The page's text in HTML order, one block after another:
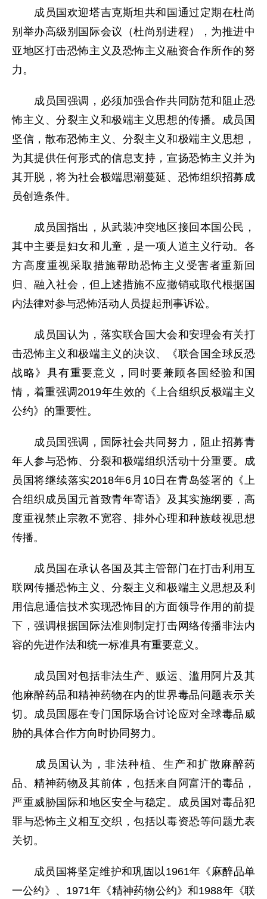
成员国欢迎塔吉克斯坦共和国通过定期在杜尚
别举办高级别国际会议（杜尚别进程），为推进中
亚地区打击恐怖主义及恐怖主义融资合作所作的努
力。
成员国强调，必须加强合作共同防范和阻止恐
怖主义、分裂主义和极端主义思想的传播。成员国
坚信，散布恐怖主义、分裂主义和极端主义思想，
为其提供任何形式的信息支持，宣扬恐怖主义并为
其开脱，将为社会极端思潮蔓延、恐怖组织招募成
员创造条件。
成员国指出，从武装冲突地区接回本国公民，
其中主要是妇女和儿童，是一项人道主义行动。各
方高度重视采取措施帮助恐怖主义受害者重新回
归、融入社会，但上述措施不应撤销或取代根据国
内法律对参与恐怖活动人员提起刑事诉讼。
成员国认为，落实联合国大会和安理会有关打
击恐怖主义和极端主义的决议、《联合国全球反恐
战略》具有重要意义，同时要兼顾各国经验和国
情，着重强调2019年生效的《上合组织反极端主义
公约》的重要性。
成员国强调，国际社会共同努力，阻止招募青
年人参与恐怖、分裂和极端组织活动十分重要。成
员国将继续落实2018年6月10日在青岛签署的《上
合组织成员国元首致青年寄语》及其实施纲要，高
度重视禁止宗教不宽容、排外心理和种族歧视思想
传播。
成员国在承认各国及其主管部门在打击利用互
联网传播恐怖主义、分裂主义和极端主义思想及利
用信息通信技术实现恐怖目的方面领导作用的前提
下，强调根据国际法准则制定打击网络传播非法内
容的先进作法和统一标准具有重要意义。
成员国对包括非法生产、贩运、滥用阿片及其
他麻醉药品和精神药物在内的世界毒品问题表示关
切。成员国愿在专门国际场合讨论应对全球毒品威
胁的具体合作方向时协同努力。
成员国认为，非法种植、生产和扩散麻醉药
品、精神药物及其前体，包括来自阿富汗的毒品，
严重威胁国际和地区安全与稳定。成员国对毒品犯
罪与恐怖主义相互交织，包括以毒资恐等问题尤表
关切。
成员国将坚定维护和巩固以1961年《麻醉品单
一公约》、1971年《精神药物公约》和1988年《联